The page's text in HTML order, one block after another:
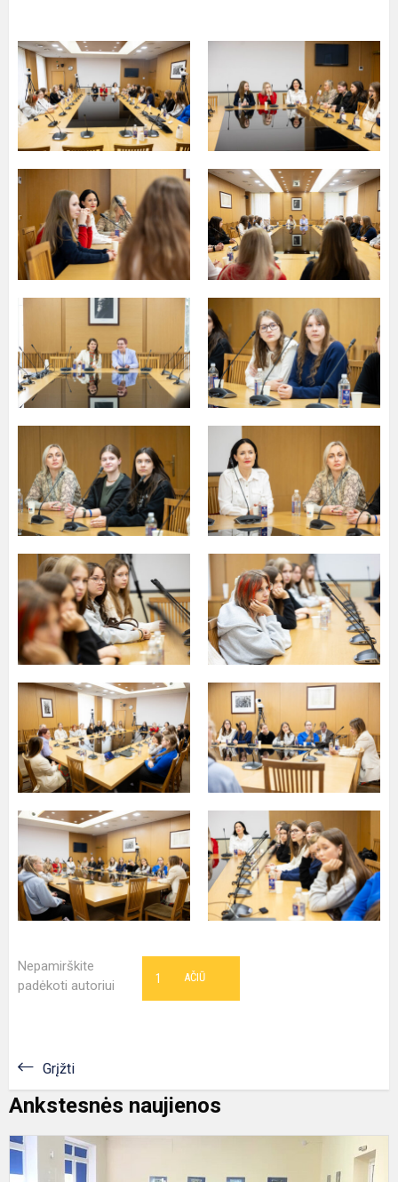
Nepamirškite
padėkoti autoriui
AČIŪ
1
Grįžti
Ankstesnės naujienos